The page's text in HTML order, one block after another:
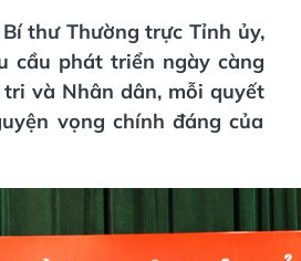
thư Thường trực Tỉnh ủy,
cầu phát triển ngày càng
và Nhân dân, mỗi quyết
vọng chính đáng của